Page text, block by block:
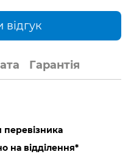
відгук
Гарантія
на відділення*